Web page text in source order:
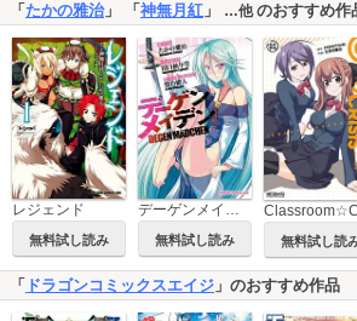
「 たかの雅治」 「 神無月紅 」 …他のおすすめ作
レジェンド
無料試し読み
デーゲンメイデン
無料試し読み 無料試し読
「 ドラゴンコミックスエイジ 」のおすすめ作品